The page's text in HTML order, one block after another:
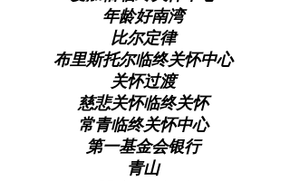
年龄好南湾
比尔定律
布里斯托尔临终关怀中心
关怀过渡
慈悲关怀临终关怀
常青临终关怀中心
第一基金会银行
青山